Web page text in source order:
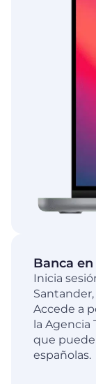
Banca
Inicia
Santander,
Accede a
la Agencia
que
españolas.